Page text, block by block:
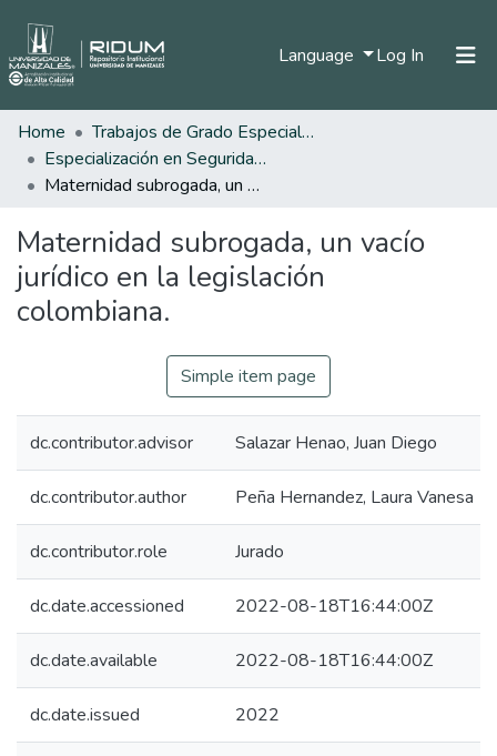
Language Log In (current)
Home
Trabajos de Grado Especializaciones
Especialización en Seguridad Social
Maternidad subrogada, un vacío jurídico en la legislación colombiana.
Maternidad subrogada, un vacío
jurídico en la legislación
colombiana.
Simple item page
dc.contributor.advisor Salazar Henao, Juan Diego
dc.contributor.author Peña Hernandez, Laura Vanesa
dc.contributor.role Jurado
dc.date.accessioned 2022-08-18T16:44:00Z
dc.date.available 2022-08-18T16:44:00Z
dc.date.issued 2022